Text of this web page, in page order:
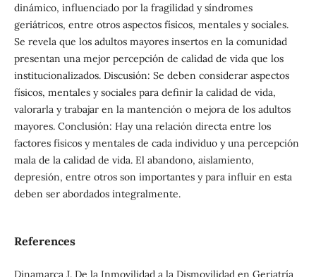
dinámico, influenciado por la fragilidad y síndromes
geriátricos, entre otros aspectos físicos, mentales y sociales.
Se revela que los adultos mayores insertos en la comunidad
presentan una mejor percepción de calidad de vida que los
institucionalizados. Discusión: Se deben considerar aspectos
físicos, mentales y sociales para definir la calidad de vida,
valorarla y trabajar en la mantención o mejora de los adultos
mayores. Conclusión: Hay una relación directa entre los
factores físicos y mentales de cada individuo y una percepción
mala de la calidad de vida. El abandono, aislamiento,
depresión, entre otros son importantes y para influir en esta
deben ser abordados integralmente.
References
Dinamarca J. De la Inmovilidad a la Dismovilidad en Geriatría